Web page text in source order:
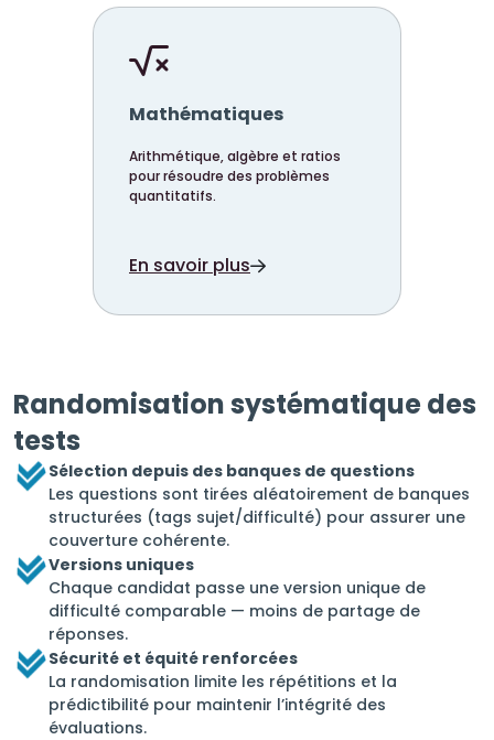
Mathématiques
Arithmétique, algèbre et ratios
pour résoudre des problèmes
quantitatifs.
En savoir plus
Randomisation systématique des
tests
Sélection depuis des banques de questions
Les questions sont tirées aléatoirement de banques
structurées (tags sujet/difficulté) pour assurer une
couverture cohérente.
Versions uniques
Chaque candidat passe une version unique de
difficulté comparable — moins de partage de
réponses.
Sécurité et équité renforcées
La randomisation limite les répétitions et la
prédictibilité pour maintenir l’intégrité des
évaluations.